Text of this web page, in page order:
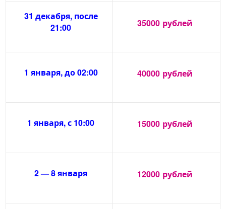
31 декабря, после
21:00
35000 рублей
1 января, до 02:00 40000 рублей
1 января, с 10:00 15000 рублей
2 — 8 января 12000 рублей